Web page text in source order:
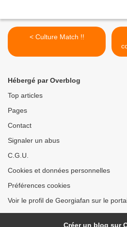
< Culture Match !!
Hébergé par Overblog
Top articles
Pages
Contact
Signaler un abus
C.G.U.
Cookies et données personnelles
Préférences cookies
Voir le profil de Georgiafan sur le
Créer un blog sur